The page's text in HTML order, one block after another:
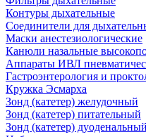
Контуры дыхательные
Соединители для
Маски анестезиологические
Канюли назальные
Аппараты ИВЛ
Гастроэнтерология и
Кружка Эсмарха
Зонд (катетер) желудочный
Зонд (катетер) питательный
Зонд (катетер) дуоденальный